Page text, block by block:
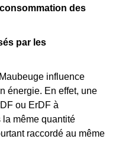
des
par les
influence
énergie. En effet, une
ou ErDF à
la même quantité
raccordé au même